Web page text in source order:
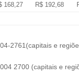
168,27 R$ 192,68
2761(capitais e
2700 (capitais e